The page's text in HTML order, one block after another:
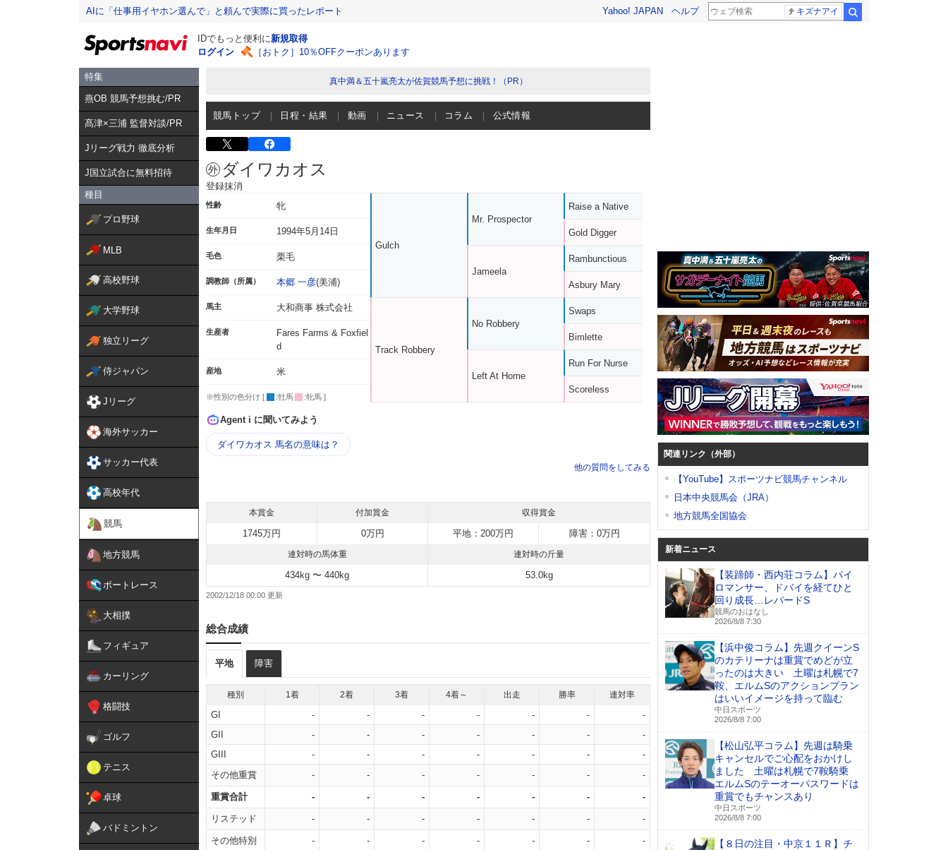
AIに「仕事用イヤホン選んで」と頼んで実際に買ったレポート Yahoo! JAPAN ヘルプ キズナアイ
IDでもっと便利に新規取得
ログイン
［おトク］10％OFFクーポンあります
特集
燕OB 競馬予想挑む/PR
髙津×三浦 監督対談/PR
Jリーグ戦力 徹底分析
J国立試合に無料招待
種目
プロ野球
MLB
高校野球
大学野球
独立リーグ
侍ジャパン
Jリーグ
海外サッカー
サッカー代表
高校年代
競馬
地方競馬
ボートレース
大相撲
フィギュア
カーリング
格闘技
ゴルフ
テニス
卓球
バドミントン
真中満＆五十嵐亮太が佐賀競馬予想に挑戦！（PR）
競馬トップ 日程・結果 動画 ニュース コラム 公式情報
ダイワカオス
登録抹消
性齢 牝
生年月日 1994年5月14日
毛色 栗毛
調教師（所属） 本郷 一彦(美浦)
馬主 大和商事 株式会社
生産者
Fares Farms & Foxfiel
d
産地 米
※性別の色分け [ :牡馬 :牝馬 ]
Gulch
Track Robbery
Mr. Prospector
Jameela
No Robbery
Left At Home
Raise a Native
Gold Digger
Rambunctious
Asbury Mary
Swaps
Bimlette
Run For Nurse
Scoreless
Agent i に聞いてみよう
ダイワカオス 馬名の意味は？
他の質問をしてみる
本賞金 付加賞金 収得賞金
1745万円 0万円 平地：200万円 障害：0万円
連対時の馬体重 連対時の斤量
434kg 〜 440kg 53.0kg
2002/12/18 00:00
総合成績
平地 障害
種別 1着 2着 3着 4着～ 出走 勝率 連対率
GI - - - - - -
-
GII
- - - - - -
-
GIII
- - - - - -
-
その他重賞
- - - - - - -
重賞合計 - - - - - - -
リステッド - - - - - - -
その他特別 - - - - - - -
関連リンク（外部）
【YouTube】スポーツナビ競馬チャンネル
日本中央競馬会（JRA）
地方競馬全国協会
新着ニュース
【装蹄師・西内荘コラム】パイ
ロマンサー、ドバイを経てひと
回り成長…レパードS
競馬のおはなし
2026/8/8 7:30
【浜中俊コラム】先週クイーンS
のカテリーナは重賞でめどが立
ったのは大きい 土曜は札幌で7
鞍、エルムSのアクションプラン
はいいイメージを持って臨む
中日スポーツ
2026/8/8 7:00
【松山弘平コラム】先週は騎乗
キャンセルでご心配をおかけし
ました 土曜は札幌で7鞍騎乗
エルムSのテーオーパスワードは
重賞でもチャンスあり
中日スポーツ
2026/8/8 7:00
【８日の注目・中京１１Ｒ】チ